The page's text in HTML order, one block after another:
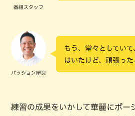
番組スタッフ
パッション屋良
もう、堂々としてい
はいたけど、頑張った
練習の成果をいかして華麗にポー